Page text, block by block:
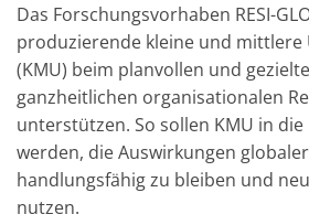
Das Forschungsvorhaben RESI-
produzierende kleine und mittlere
(KMU) beim planvollen und
ganzheitlichen organisationalen
unterstützen. So sollen KMU in die
werden, die Auswirkungen
handlungsfähig zu bleiben und
nutzen.